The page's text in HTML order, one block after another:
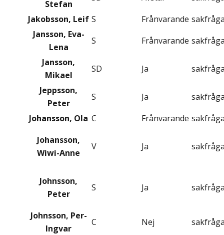
Stefan
Jakobsson, Leif S Frånvarande
Jansson, Eva-
Lena
S Frånvarande
Jansson,
Mikael
SD Ja
Jeppsson,
Peter
S Ja
Johansson, Ola C Frånvarande
Johansson,
Wiwi-Anne
V Ja
Johnsson,
Peter
S Ja
Johnsson, Per-
Ingvar
C Nej